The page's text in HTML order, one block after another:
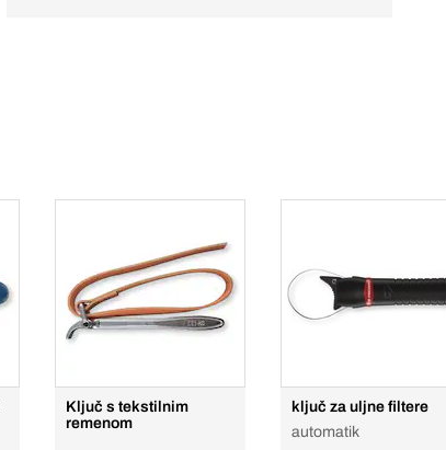
Ključ s tekstilnim
remenom
ključ za uljne filtere
automatik